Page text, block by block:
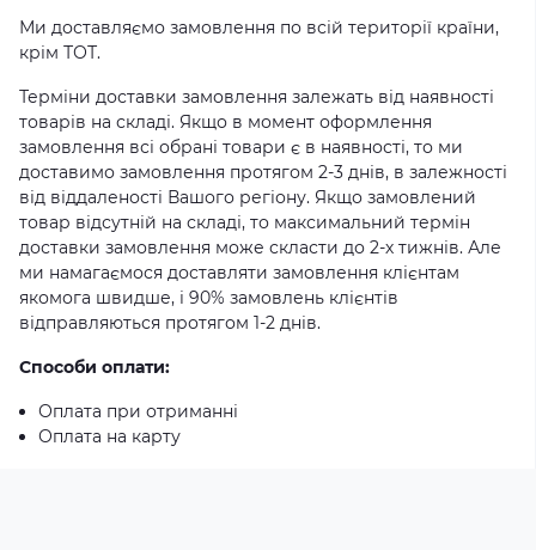
Ми доставляємо замовлення по всій території країни,
крім ТОТ.
Терміни доставки замовлення залежать від наявності
товарів на складі. Якщо в момент оформлення
замовлення всі обрані товари є в наявності, то ми
доставимо замовлення протягом 2-3 днів, в залежності
від віддаленості Вашого регіону. Якщо замовлений
товар відсутній на складі, то максимальний термін
доставки замовлення може скласти до 2-х тижнів. Але
ми намагаємося доставляти замовлення клієнтам
якомога швидше, і 90% замовлень клієнтів
відправляються протягом 1-2 днів.
Способи оплати:
Оплата при отриманні
Оплата на карту